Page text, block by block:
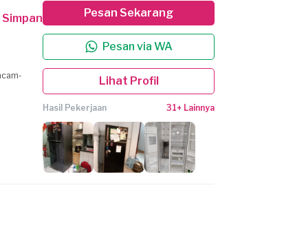
Simpan Pesan Sekarang
Pesan via WA
Lihat Profil
Hasil Pekerjaan 31+ Lainnya